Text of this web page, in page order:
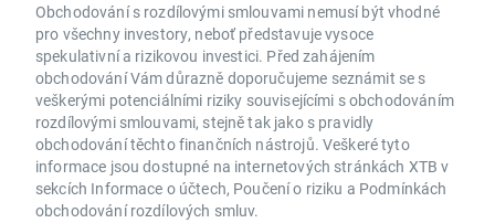
Obchodování s rozdílovými smlouvami nemusí být vhodné
pro všechny investory, neboť představuje vysoce
spekulativní a rizikovou investici. Před zahájením
obchodování Vám důrazně doporučujeme seznámit se s
veškerými potenciálními riziky souvisejícími s obchodováním
rozdílovými smlouvami, stejně tak jako s pravidly
obchodování těchto finančních nástrojů. Veškeré tyto
informace jsou dostupné na internetových stránkách XTB v
sekcích Informace o účtech, Poučení o riziku a Podmínkách
obchodování rozdílových smluv.